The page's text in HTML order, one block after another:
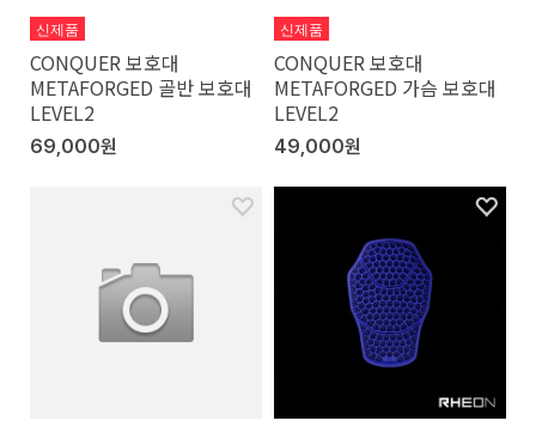
신제품
CONQUER 보호대
METAFORGED 골반 보호대
LEVEL2
69,000원
신제품
CONQUER 보호대
METAFORGED 가슴 보호대
LEVEL2
49,000원